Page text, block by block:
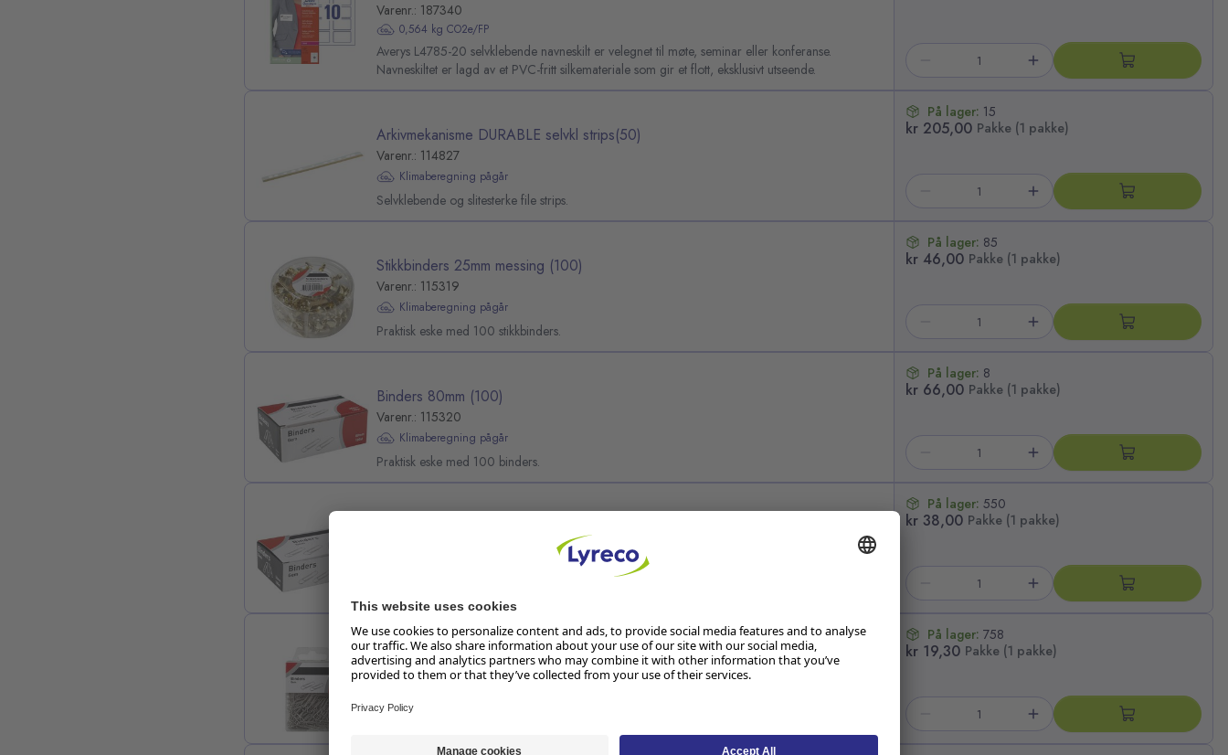
Varenr.: 187340
0,564 kg CO2e/FP
Averys L4785-20 selvklebende navneskilt er velegnet til møte, seminar eller konferanse.
Navneskiltet er lagd av et PVC-fritt silkemateriale som gir et flott, eksklusivt utseende.
Arkivmekanisme DURABLE selvkl strips(50)
Varenr.: 114827
Klimaberegning pågår
Selvklebende og slitesterke file strips.
kr 205,00 Pakke (1 pakke)
På lager: 15
Stikkbinders 25mm messing (100)
Varenr.: 115319
Klimaberegning pågår
Praktisk eske med 100 stikkbinders.
kr 46,00 Pakke (1 pakke)
På lager: 85
Binders 80mm (100)
Varenr.: 115320
Klimaberegning pågår
Praktisk eske med 100 binders.
kr 66,00 Pakke (1 pakke)
På lager: 8
kr 38,00 Pakke (1 pakke)
På lager: 550
Binders 25mm i plasteske (100)
Varenr.: 115322
kr 19,30 Pakke (1 pakke)
På lager: 758